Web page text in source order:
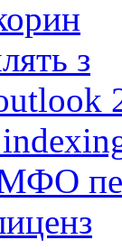
з
МФО пе